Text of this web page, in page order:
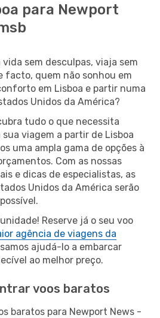
para Newport
vida sem desculpas, viaja sem
facto, quem não sonhou em
em Lisboa e partir numa
Unidos da América?
tudo o que necessita
sua viagem a partir de Lisboa
uma ampla gama de opções à
Com as nossas
e dicas de especialistas, as
Unidos da América serão
Reserve já o seu voo
agência de viagens da
ajudá-lo a embarcar
ao melhor preço.
voos baratos
baratos para Newport News -